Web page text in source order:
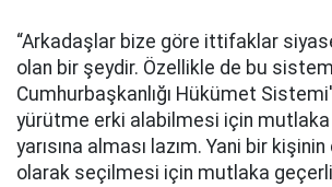
“Arkadaşlar bize göre ittifaklar
olan bir şeydir. Özellikle de bu
Cumhurbaşkanlığı Hükümet
yürütme erki alabilmesi için mutlaka
yarısına alması lazım. Yani bir
olarak seçilmesi için mutlaka geçerli